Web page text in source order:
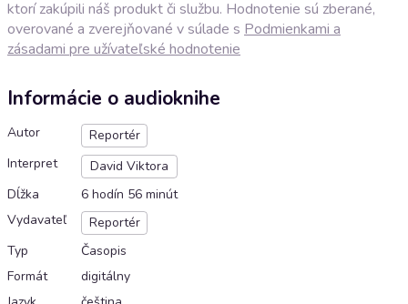
ktorí zakúpili náš produkt či službu. Hodnotenie sú zberané,
overované a zverejňované v súlade s Podmienkami a
zásadami pre užívateľské hodnotenie
Informácie o audioknihe
Autor
Reportér
Interpret
David Viktora
Dĺžka
6 hodín 56 minút
Vydavateľ
Reportér
Typ
Časopis
Formát
digitálny